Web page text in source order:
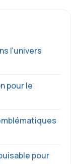
l’univers
pour le
pour